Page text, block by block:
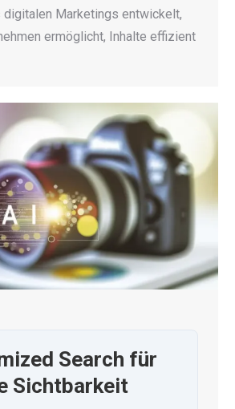
Marketings entwickelt,
ermöglicht, Inhalte effizient
Search für
Sichtbarkeit